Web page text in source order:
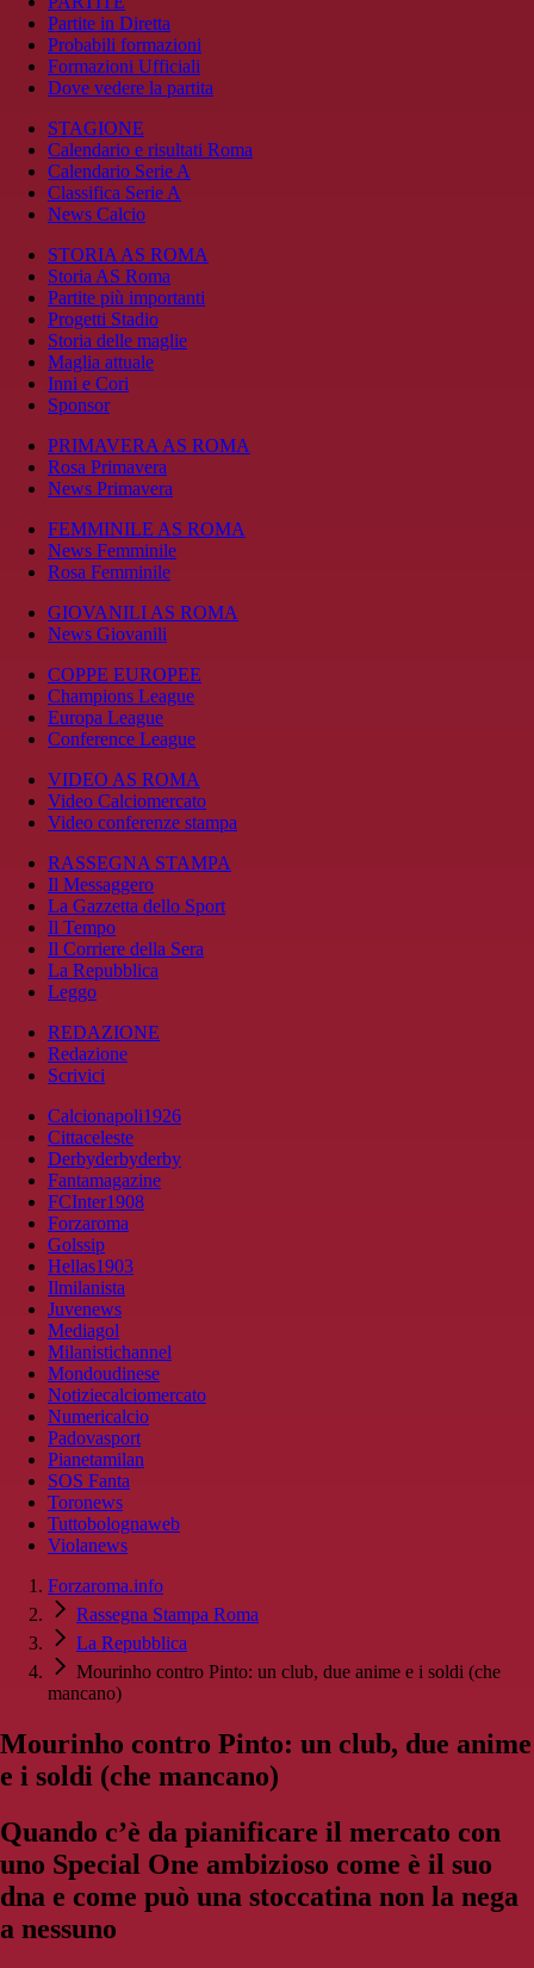
Partite in Diretta
Probabili formazioni
Formazioni Ufficiali
Dove vedere la partita
STAGIONE
Calendario e risultati Roma
Calendario Serie A
Classifica Serie A
News Calcio
STORIA AS ROMA
Storia AS Roma
Partite più importanti
Progetti Stadio
Storia delle maglie
Maglia attuale
Inni e Cori
Sponsor
PRIMAVERA AS ROMA
Rosa Primavera
News Primavera
FEMMINILE AS ROMA
News Femminile
Rosa Femminile
GIOVANILI AS ROMA
News Giovanili
COPPE EUROPEE
Champions League
Europa League
Conference League
VIDEO AS ROMA
Video Calciomercato
Video conferenze stampa
RASSEGNA STAMPA
Il Messaggero
La Gazzetta dello Sport
Il Tempo
Il Corriere della Sera
La Repubblica
Leggo
REDAZIONE
Redazione
Scrivici
Calcionapoli1926
Cittaceleste
Derbyderbyderby
Fantamagazine
FCInter1908
Forzaroma
Golssip
Hellas1903
Ilmilanista
Juvenews
Mediagol
Milanistichannel
Mondoudinese
Notiziecalciomercato
Numericalcio
Padovasport
Pianetamilan
SOS Fanta
Toronews
Tuttobolognaweb
Violanews
Forzaroma.info
Rassegna Stampa Roma
La Repubblica
Mourinho contro Pinto: un club, due anime e i soldi (che
mancano)
Mourinho contro Pinto: un club, due anime
e i soldi (che mancano)
Quando c’è da pianificare il mercato con
uno Special One ambizioso come è il suo
dna e come può una stoccatina non la nega
a nessuno